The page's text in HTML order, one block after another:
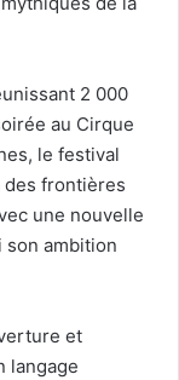
2 000
au Cirque
le festival
frontières
une nouvelle
son ambition
et
langage